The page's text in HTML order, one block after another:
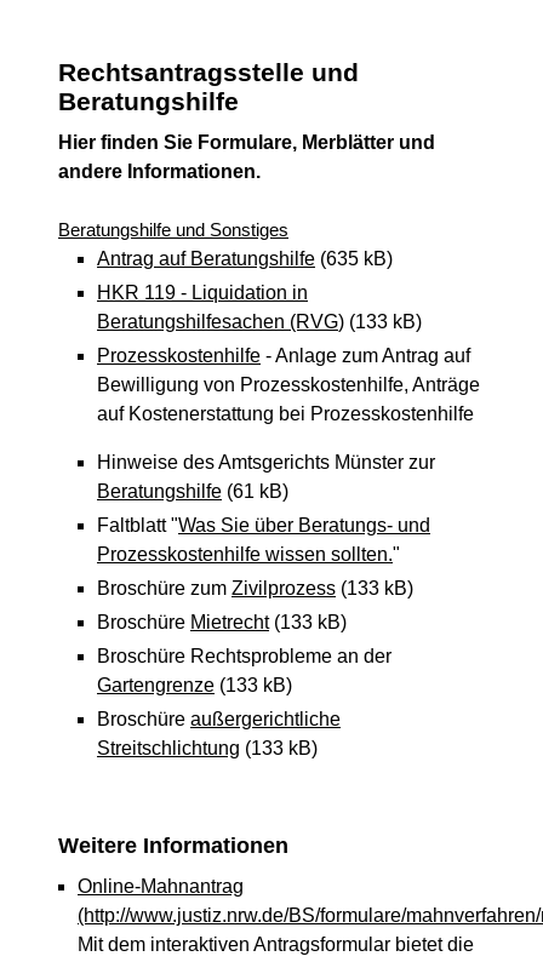
Rechtsantragsstelle und
Beratungshilfe
Hier finden Sie Formulare, Merblätter und
andere Informationen.
Beratungshilfe und Sonstiges
Antrag auf Beratungshilfe (635 kB)
HKR 119 - Liquidation in
Beratungshilfesachen (RVG) (133 kB)
Prozesskostenhilfe - Anlage zum Antrag auf
Bewilligung von Prozesskostenhilfe, Anträge
auf Kostenerstattung bei Prozesskostenhilfe
Hinweise des Amtsgerichts Münster zur
Beratungshilfe (61 kB)
Faltblatt "Was Sie über Beratungs- und
Prozesskostenhilfe wissen sollten."
Broschüre zum Zivilprozess (133 kB)
Broschüre Mietrecht(133 kB)
Broschüre Rechtsprobleme an der
Gartengrenze (133 kB)
Broschüre außergerichtliche
Streitschlichtung (133 kB)
Weitere Informationen
Online-Mahnantrag
(http://www.justiz.nrw.de/BS/formulare/
Mit dem interaktiven Antragsformular bietet die